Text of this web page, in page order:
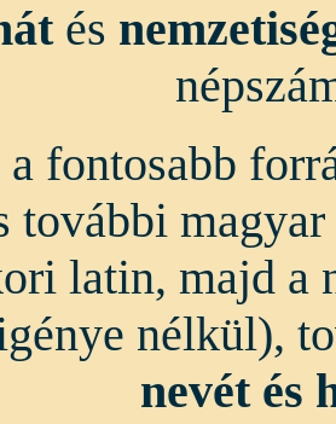
és
fontosabb
további magyar
latin, majd a
nélkül),
nevét és